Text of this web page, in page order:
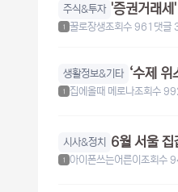
주식&투자 '증권거래
1 꿀로장생조회수 961 댓글
생활정보&기타 ‘수제 위
1 집에올때 메로나조회수
시사&정치 6월 서울
1 아이폰쓰는어른이 조회수